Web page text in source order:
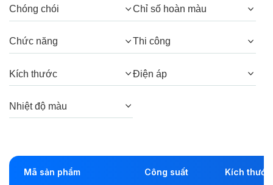
Góc chiếu:38°, 24°
Thông số Điện & Lắp đặt
Kiểu lắp đặt:Lắp âm
Kích thước
Ø110xH95mm
Chóng chói Chỉ số hoàn màu
Chức năng Thi công
Kích thước Điện áp
Nhiệt độ màu
Mã sản phẩm Công suất Kích thước